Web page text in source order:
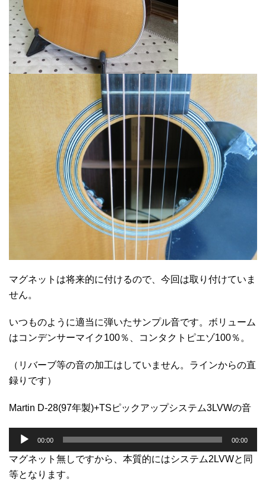
マグネットは将来的に付けるので、今回は取り付けていま
せん。
いつものように適当に弾いたサンプル音です。ボリューム
はコンデンサーマイク100％、コンタクトピエゾ100％。
（リバーブ等の音の加工はしていません。ラインからの直
録りです）
Martin D-28(97年製)+TSピックアップシステム3LVWの音
プ
レ
00:00 00:00
マグネット無しですから、本質的にはシステム2LVWと同
等となります。